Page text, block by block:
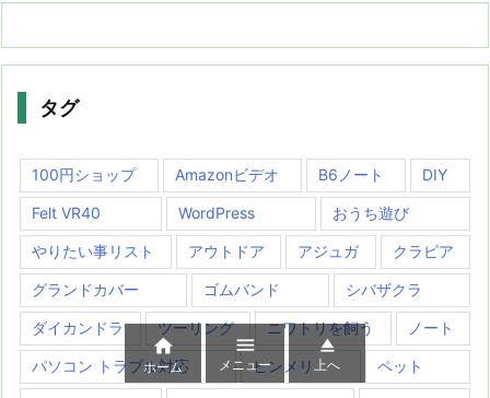
タグ
100円ショップ Amazonビデオ B6ノート DIY
Felt VR40 WordPress おうち遊び
やりたい事リスト アウトドア アジュガ クラピア
グランドカバー ゴムバンド シバザクラ
ダイカンドラ ツーリング ニワトリを飼う ノート
パソコン トラブル対応 ヒンメリ ペット

ホーム

メニュー

上へ